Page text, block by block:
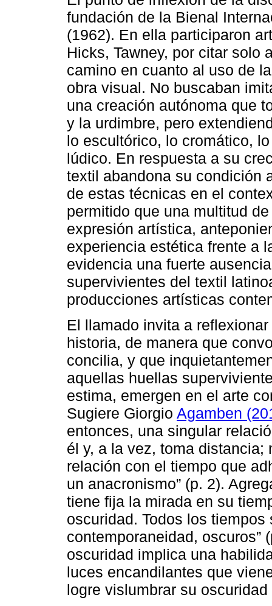
fundación de la Bienal
(1962). En ella participaron
Hicks, Tawney, por citar solo
camino en cuanto al uso de
obra visual. No buscaban
una creación autónoma que
y la urdimbre, pero
lo escultórico, lo cromático,
lúdico. En respuesta a su
textil abandona su condición
de estas técnicas en el
permitido que una multitud
expresión artística,
experiencia estética frente a
evidencia una fuerte
supervivientes del textil
producciones artísticas
El llamado invita a
historia, de manera que
concilia, y que
aquellas huellas
estima, emergen en el arte
Sugiere Giorgio Agamben
entonces, una singular
él y, a la vez, toma
relación con el tiempo que
un anacronismo” (p. 2).
tiene fija la mirada en su
oscuridad. Todos los
contemporaneidad, oscuros”
oscuridad implica una
luces encandilantes que
logre vislumbrar su